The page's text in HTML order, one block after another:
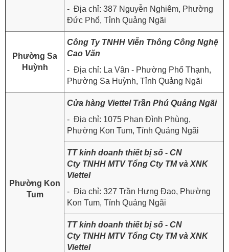
- Địa chỉ: 387 Nguyễn Nghiêm, Phường
Đức Phổ, Tỉnh Quảng Ngãi
Phường Sa
Huỳnh
Công Ty TNHH Viễn Thông Công Nghệ
Cao Văn
- Địa chỉ: La Vân - Phường Phổ Thạnh,
Phường Sa Huỳnh, Tỉnh Quảng Ngãi
Phường Kon
Tum
Cửa hàng Viettel Trần Phú Quảng Ngãi
- Địa chỉ: 1075 Phan Đình Phùng,
Phường Kon Tum, Tỉnh Quảng Ngãi
TT kinh doanh thiết bị số - CN
Cty TNHH MTV Tổng Cty TM và XNK
Viettel
- Địa chỉ: 327 Trần Hưng Đạo, Phường
Kon Tum, Tỉnh Quảng Ngãi
TT kinh doanh thiết bị số - CN
Cty TNHH MTV Tổng Cty TM và XNK
Viettel